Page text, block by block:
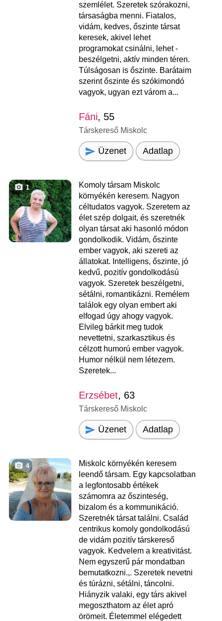
szemlélet. Szeretek szórakozni,
társaságba menni. Fiatalos,
vidám, kedves, őszinte társat
keresek, akivel lehet
programokat csinálni, lehet -
beszélgetni, aktív minden téren.
Túlságosan is őszinte. Barátaim
szerint őszinte és szókimondó
vagyok, ugyan ezt várom a...
Fáni, 55
Társkereső Miskolc
Üzenet Adatlap
1
Komoly társam Miskolc
környékén keresem. Nagyon
céltudatos vagyok. Szeretem az
élet szép dolgait, és szeretnék
olyan társat aki hasonló módon
gondolkodik. Vidám, őszinte
ember vagyok, aki szereti az
állatokat. Intelligens, őszinte, jó
kedvű, pozitív gondolkodású
vagyok. Szeretek beszélgetni,
sétálni, romantikázni. Remélem
találok egy olyan embert aki
elfogad úgy ahogy vagyok.
Elvileg bárkit meg tudok
nevettetni, szarkasztikus és
célzott humorú ember vagyok.
Humor nélkül nem létezem.
Szeretek...
Erzsébet, 63
Társkereső Miskolc
Üzenet Adatlap
4
Miskolc környékén keresem
leendő társam. Egy kapcsolatban
a legfontosabb értékek
számomra az őszinteség,
bizalom és a kommunikáció.
Szeretnék társat találni. Család
centrikus komoly gondolkodású
de vidám pozitív társkereső
vagyok. Kedvelem a kreativitást.
Nem egyszerű pár mondatban
bemutatkozni.,. Szeretek nevetni
és túrázni, sétálni, táncolni.
Hiányzik valaki, egy társ akivel
megoszthatom az élet apró
örömeit. Életemmel elégedett